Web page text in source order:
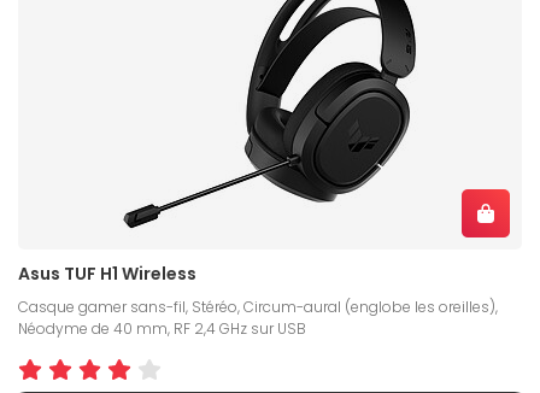
Asus TUF H1 Wireless
Casque gamer sans-fil, Stéréo, Circum-aural (englobe les oreilles),
Néodyme de 40 mm, RF 2,4 GHz sur USB